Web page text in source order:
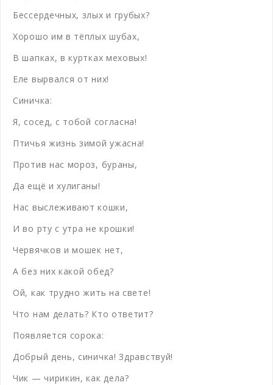
Бессердечных, злых и грубых?
Хорошо им в тёплых шубах,
В шапках, в куртках меховых!
Еле вырвался от них!
Синичка:
Я, сосед, с тобой согласна!
Птичья жизнь зимой ужасна!
Против нас мороз, бураны,
Да ещё и хулиганы!
Нас выслеживают кошки,
И во рту с утра не крошки!
Червячков и мошек нет,
А без них какой обед?
Ой, как трудно жить на свете!
Что нам делать? Кто ответит?
Появляется сорока:
Добрый день, синичка! Здравствуй!
Чик — чирикин, как дела?